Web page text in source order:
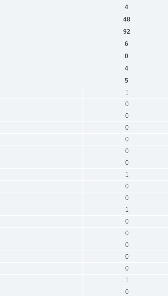
4
48
92
6
0
4
5
1
0
0
0
0
0
0
1
0
0
1
0
0
0
0
0
1
0